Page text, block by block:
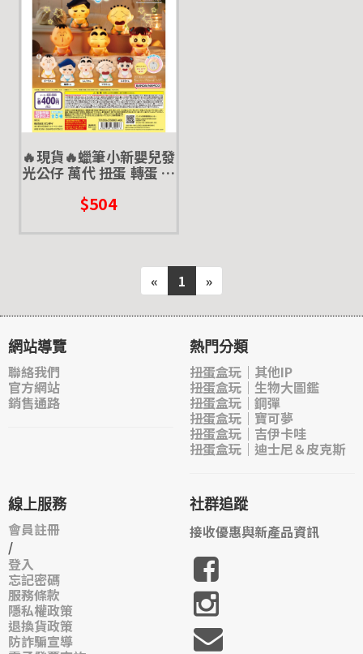
🔥現貨🔥蠟筆小新嬰兒發
光公仔 萬代 扭蛋 轉蛋 妮
發光
$504
« 1 »
網站導覽
聯絡我們
官方網站
銷售通路
熱門分類
扭蛋盒玩｜其他IP
扭蛋盒玩｜生物大圖鑑
扭蛋盒玩｜鋼彈
扭蛋盒玩｜寶可夢
扭蛋盒玩｜吉伊卡哇
扭蛋盒玩｜迪士尼＆皮克斯
線上服務
會員註冊
/
登入
忘記密碼
服務條款
隱私權政策
退換貨政策
防詐騙宣導
社群追蹤
接收優惠與新產品資訊